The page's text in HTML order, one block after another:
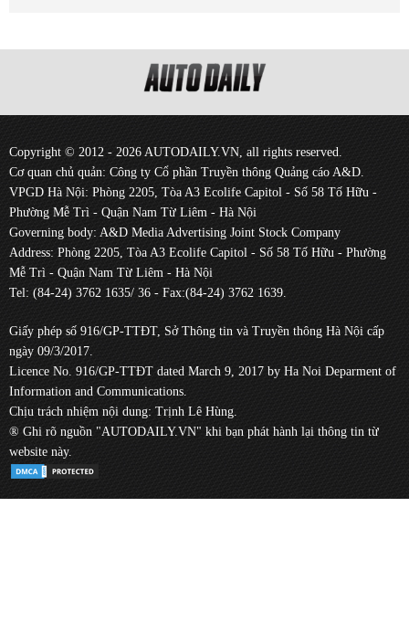
Copyright © 2012 - 2026 AUTODAILY.VN, all rights reserved.
Cơ quan chủ quản: Công ty Cổ phần Truyền thông Quảng cáo A&D.
VPGD Hà Nội: Phòng 2205, Tòa A3 Ecolife Capitol - Số 58 Tố Hữu -
Phường Mễ Trì - Quận Nam Từ Liêm - Hà Nội
Governing body: A&D Media Advertising Joint Stock Company
Address: Phòng 2205, Tòa A3 Ecolife Capitol - Số 58 Tố Hữu - Phường
Mễ Trì - Quận Nam Từ Liêm - Hà Nội
Tel: (84-24) 3762 1635/ 36 - Fax:(84-24) 3762 1639.
Giấy phép số 916/GP-TTĐT, Sở Thông tin và Truyền thông Hà Nội cấp
ngày 09/3/2017.
Licence No. 916/GP-TTĐT dated March 9, 2017 by Ha Noi Deparment of
Information and Communications.
Chịu trách nhiệm nội dung: Trịnh Lê Hùng.
® Ghi rõ nguồn "AUTODAILY.VN" khi bạn phát hành lại thông tin từ
website này.